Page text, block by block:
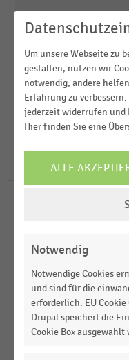
Ergebnisse für
KAUF - UND
Umsatz der
KAUF - UND
Top 6 der
Internationaler
Kauf - und
2023
2022
2021
2011
2010
Weltweit
Europa
Um unsere Webseite zu
gestalten, nutzen wir
notwendig, andere
Erfahrung zu
jederzeit widerrufen und
Hier finden Sie eine
ALLE
Notwendig
Notwendige Cookies
und sind für die
erforderlich. EU Cookie
Drupal speichert die
Cookie Box ausgewählt